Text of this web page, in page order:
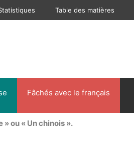
Table des matières
Fâchés avec le français
ou « Un chinois ».